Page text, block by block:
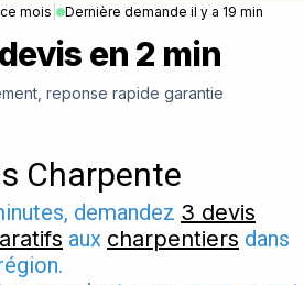
mois Dernière demande il y a 19 min
en 2 min
reponse rapide garantie
Charpente
demandez 3 devis
aux charpentiers dans